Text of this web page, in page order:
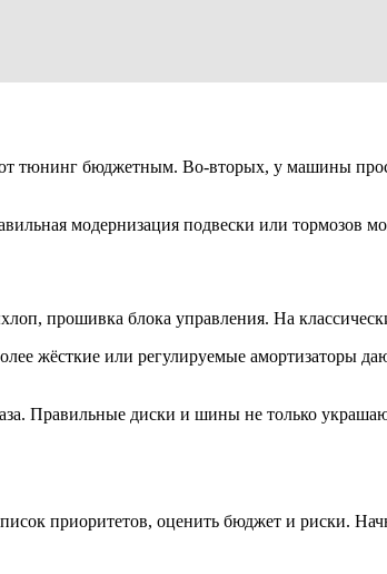
тюнинг бюджетным. Во-вторых, у машины
модернизация подвески или тормозов
прошивка блока управления. На
жёсткие или регулируемые амортизаторы
Правильные диски и шины не только
приоритетов, оценить бюджет и риски.